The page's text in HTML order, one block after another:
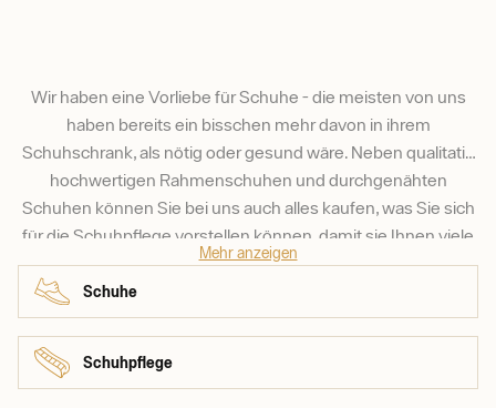
Wir haben eine Vorliebe für Schuhe - die meisten von uns
haben bereits ein bisschen mehr davon in ihrem
Schuhschrank, als nötig oder gesund wäre. Neben qualitativ
hochwertigen Rahmenschuhen und durchgenähten
Schuhen können Sie bei uns auch alles kaufen, was Sie sich
für die Schuhpflege vorstellen können, damit sie Ihnen viele
Jahre lang Freude bereiten.
Mehr anzeigen
Schuhe
Schuhpflege